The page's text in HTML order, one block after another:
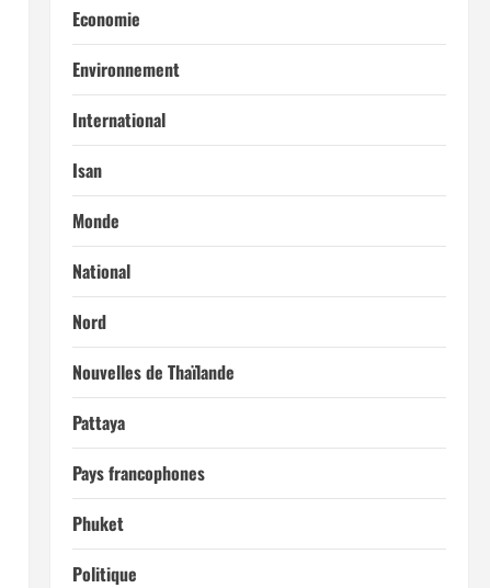
Economie
Environnement
International
Isan
Monde
National
Nord
Nouvelles de Thaïlande
Pattaya
Pays francophones
Phuket
Politique